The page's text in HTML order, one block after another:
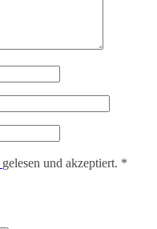
gelesen und akzeptiert. *